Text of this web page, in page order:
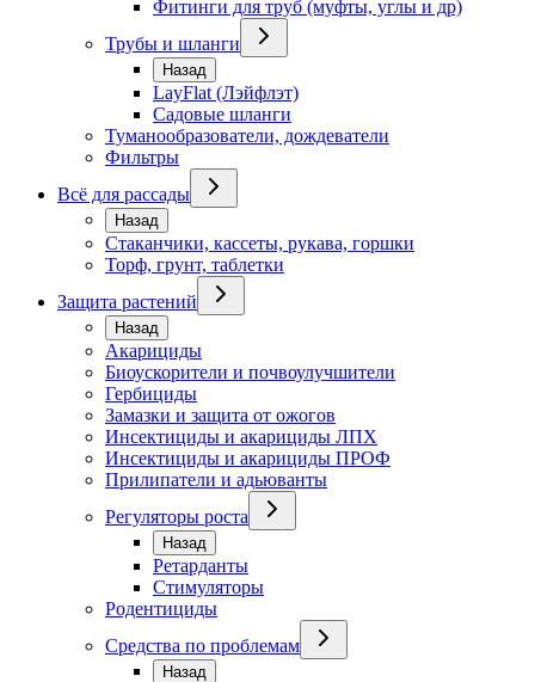
Фитинги для труб (муфты, углы и др)
Трубы и шланги
Назад
LayFlat (Лэйфлэт)
Садовые шланги
Туманообразователи, дождеватели
Фильтры
Всё для рассады
Назад
Стаканчики, кассеты, рукава, горшки
Торф, грунт, таблетки
Защита растений
Назад
Акарициды
Биоускорители и почвоулучшители
Гербициды
Замазки и защита от ожогов
Инсектициды и акарициды ЛПХ
Инсектициды и акарициды ПРОФ
Прилипатели и адьюванты
Регуляторы роста
Назад
Ретарданты
Стимуляторы
Родентициды
Средства по проблемам
Назад